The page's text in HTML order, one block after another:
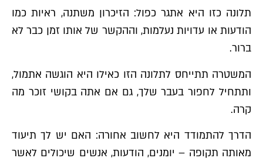
תלונה כזו היא אתגר כפול: הזיכרון משתנה, ראיות כמו
הודעות או עדויות נעלמות, וההקשר של אותו זמן כבר לא
ברור.
המשטרה תתייחס לתלונה הזו כאילו היא הוגשה אתמול,
ותתחיל לחפור בעבר שלך, גם אם אתה בקושי זוכר מה
קרה.
הדרך להתמודד היא לחשוב אחורה: האם יש לך תיעוד
מאותה תקופה – יומנים, הודעות, אנשים שיכולים לאשר